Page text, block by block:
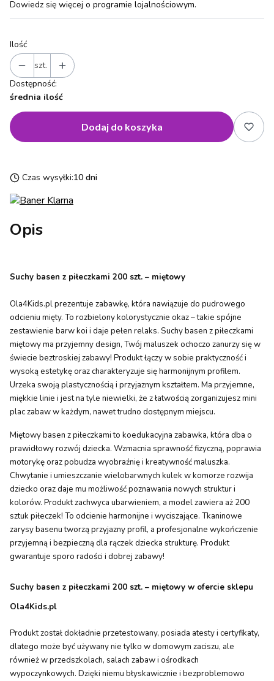
Dowiedz się więcej o programie lojalnościowym.
Ilość
szt.
Dostępność:
średnia ilość
Dodaj do koszyka
Czas wysyłki:10 dni
Opis
Suchy basen z piłeczkami 200 szt. – miętowy
Ola4Kids.pl prezentuje zabawkę, która nawiązuje do pudrowego
odcieniu mięty. To rozbielony kolorystycznie okaz – takie spójne
zestawienie barw koi i daje pełen relaks. Suchy basen z piłeczkami
miętowy ma przyjemny design, Twój maluszek ochoczo zanurzy się w
świecie beztroskiej zabawy! Produkt łączy w sobie praktyczność i
wysoką estetykę oraz charakteryzuje się harmonijnym profilem.
Urzeka swoją plastycznością i przyjaznym kształtem. Ma przyjemne,
miękkie linie i jest na tyle niewielki, że z łatwością zorganizujesz mini
plac zabaw w każdym, nawet trudno dostępnym miejscu.
Miętowy basen z piłeczkami to koedukacyjna zabawka, która dba o
prawidłowy rozwój dziecka. Wzmacnia sprawność fizyczną, poprawia
motorykę oraz pobudza wyobraźnię i kreatywność maluszka.
Chwytanie i umieszczanie wielobarwnych kulek w komorze rozwija
dziecko oraz daje mu możliwość poznawania nowych struktur i
kolorów. Produkt zachwyca ubarwieniem, a model zawiera aż 200
sztuk piłeczek! To odcienie harmonijne i wyciszające. Tkaninowe
zarysy basenu tworzą przyjazny profil, a profesjonalne wykończenie
przyjemną i bezpieczną dla rączek dziecka strukturę. Produkt
gwarantuje sporo radości i dobrej zabawy!
Suchy basen z piłeczkami 200 szt. – miętowy w ofercie sklepu
Ola4Kids.pl
Produkt został dokładnie przetestowany, posiada atesty i certyfikaty,
dlatego może być używany nie tylko w domowym zaciszu, ale
również w przedszkolach, salach zabaw i ośrodkach
wypoczynkowych. Dzięki niemu błyskawicznie i bezproblemowo